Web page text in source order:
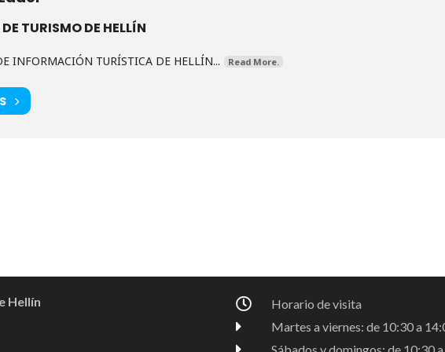
TURISMO DE HELLÍN
INFORMACIÓN TURÍSTICA DE HELLÍN... Read More.
Hellín
Horario de visita
Martes a viernes: de 10:30 a